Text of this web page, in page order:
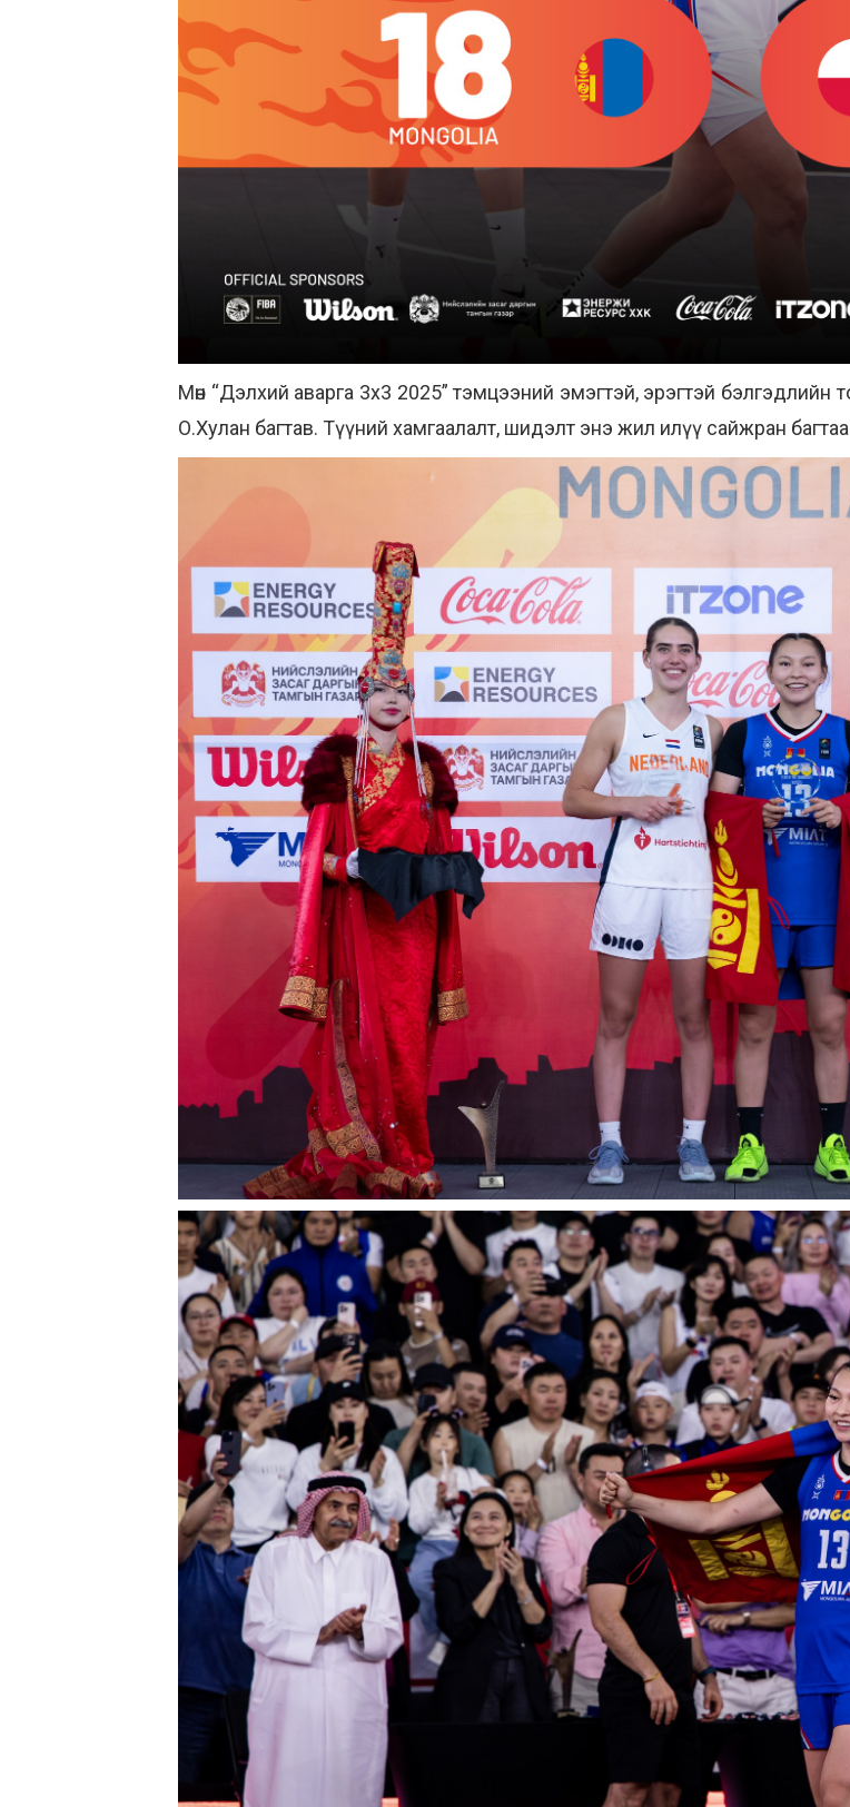
Мөн “Дэлхий аварга 3х3 2025” тэмцээний эмэгтэй, эрэгтэй
О.Хулан багтав. Түүний хамгаалалт, шидэлт энэ жил илүү сайжран багтаа